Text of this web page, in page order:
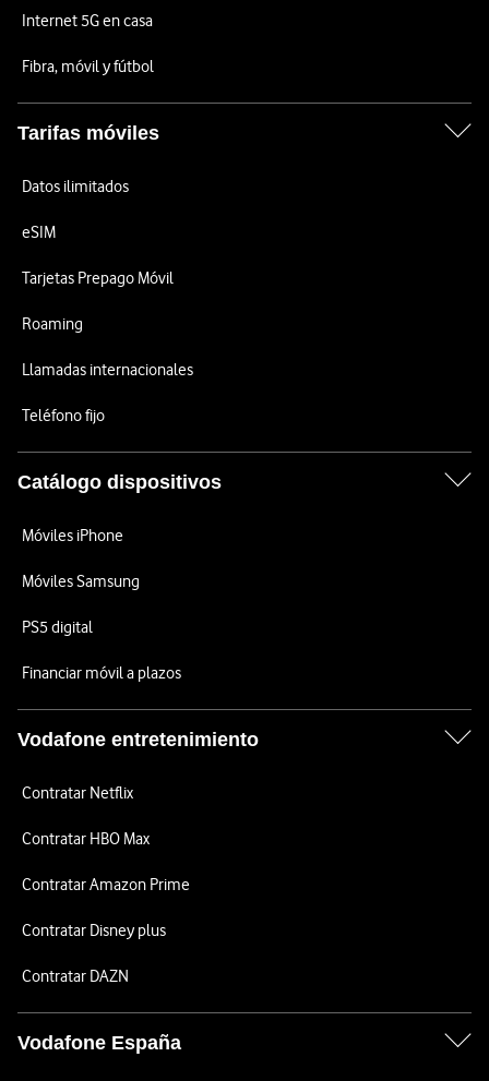
Internet 5G en casa
Fibra, móvil y fútbol
Tarifas móviles
Datos ilimitados
eSIM
Tarjetas Prepago Móvil
Roaming
Llamadas internacionales
Teléfono fijo
Catálogo dispositivos
Móviles iPhone
Móviles Samsung
PS5 digital
Financiar móvil a plazos
Vodafone entretenimiento
Contratar Netflix
Contratar HBO Max
Contratar Amazon Prime
Contratar Disney plus
Contratar DAZN
Vodafone España